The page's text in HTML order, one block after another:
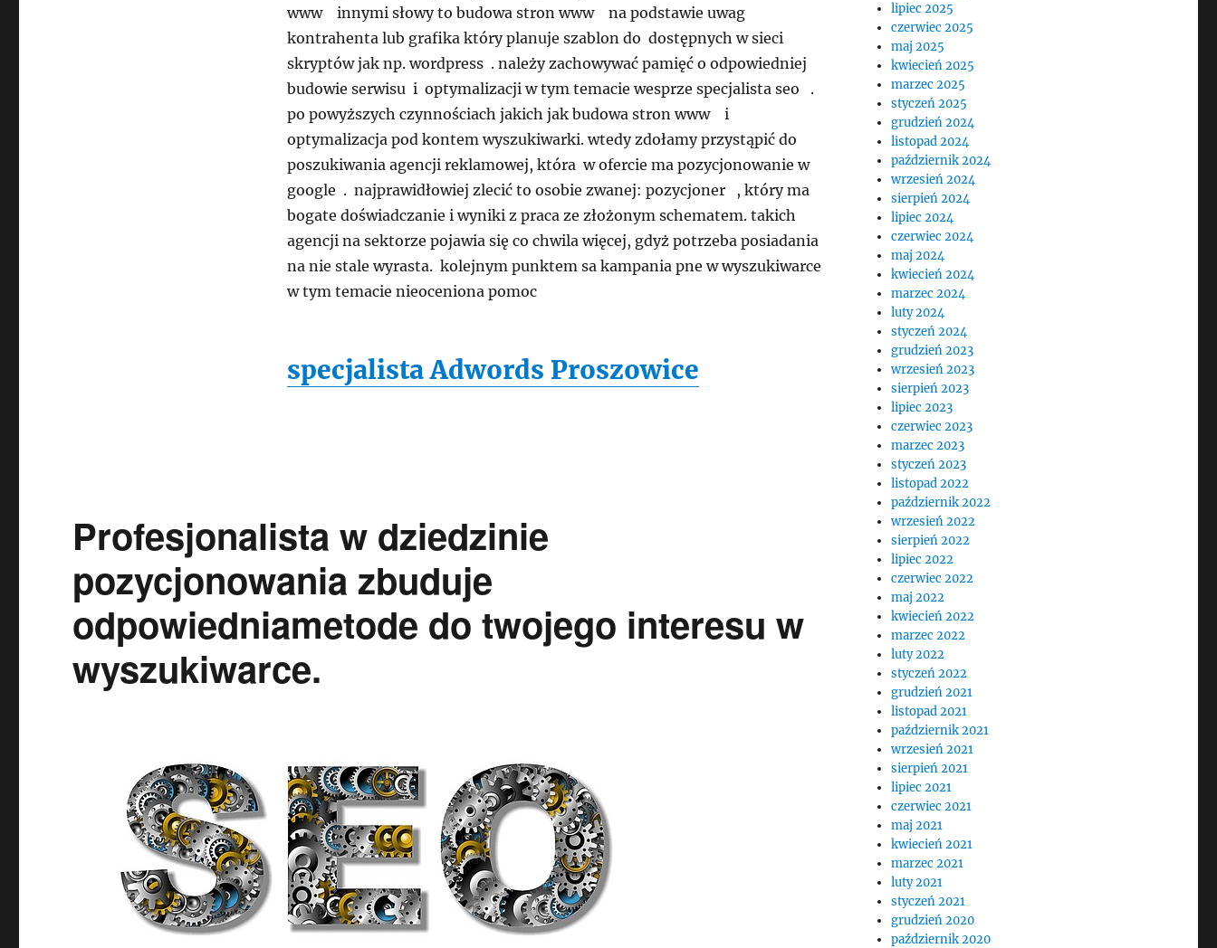
www innymi słowy to budowa stron www na podstawie uwag
kontrahenta lub grafika który planuje szablon do dostępnych w sieci
skryptów jak np. wordpress . należy zachowywać pamięć o odpowiedniej
budowie serwisu i optymalizacji w tym temacie wesprze specjalista seo .
po powyższych czynnościach jakich jak budowa stron www i
optymalizacja pod kontem wyszukiwarki. wtedy zdołamy przystąpić do
poszukiwania agencji reklamowej, która w ofercie ma pozycjonowanie w
google . najprawidłowiej zlecić to osobie zwanej: pozycjoner , który ma
bogate doświadczanie i wyniki z praca ze złożonym schematem. takich
agencji na sektorze pojawia się co chwila więcej, gdyż potrzeba posiadania
na nie stale wyrasta. kolejnym punktem sa kampania pne w wyszukiwarce
w tym temacie nieoceniona pomoc
specjalista Adwords Proszowice
Profesjonalista w dziedzinie
pozycjonowania zbuduje
odpowiedniametode do twojego interesu w
wyszukiwarce.
lipiec 2025
czerwiec 2025
maj 2025
kwiecień 2025
marzec 2025
styczeń 2025
grudzień 2024
listopad 2024
październik 2024
wrzesień 2024
sierpień 2024
lipiec 2024
czerwiec 2024
maj 2024
kwiecień 2024
marzec 2024
luty 2024
styczeń 2024
grudzień 2023
wrzesień 2023
sierpień 2023
lipiec 2023
czerwiec 2023
marzec 2023
styczeń 2023
listopad 2022
październik 2022
wrzesień 2022
sierpień 2022
lipiec 2022
czerwiec 2022
maj 2022
kwiecień 2022
marzec 2022
luty 2022
styczeń 2022
grudzień 2021
listopad 2021
październik 2021
wrzesień 2021
sierpień 2021
lipiec 2021
czerwiec 2021
maj 2021
kwiecień 2021
marzec 2021
luty 2021
styczeń 2021
grudzień 2020
październik 2020